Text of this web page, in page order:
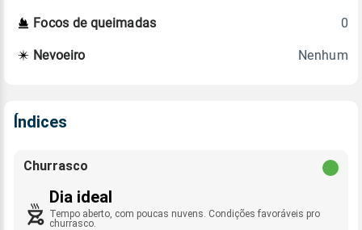
Focos de queimadas 0
Nevoeiro Nenhum
Índices
Churrasco
Dia ideal
Tempo aberto, com poucas nuvens. Condições favoráveis pro
churrasco.